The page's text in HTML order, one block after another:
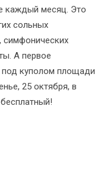
каждый месяц. Это
сольных
симфонических
А первое
под куполом площади
25 октября, в